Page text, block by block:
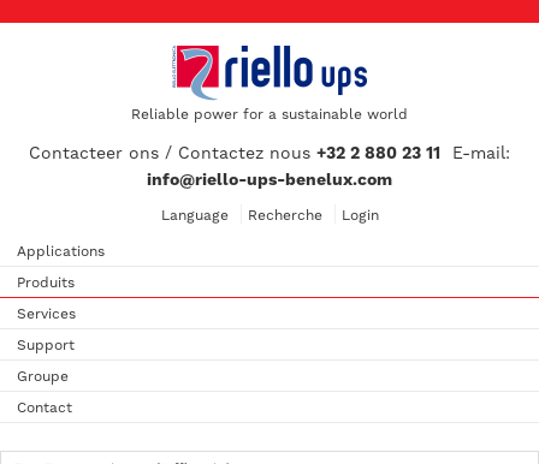
Reliable power for a sustainable world
Contacteer ons / Contactez nous +32 2 880 23 11 E-mail:
info@riello-ups-benelux.com
Language Recherche Login
Applications
Produits
Services
Support
Groupe
Contact